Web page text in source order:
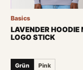
Basics
LAVENDER HOODIE
LOGO STICK
Grün Pink